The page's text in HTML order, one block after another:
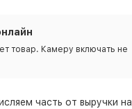
товар. Камеру включать не
часть от выручки на